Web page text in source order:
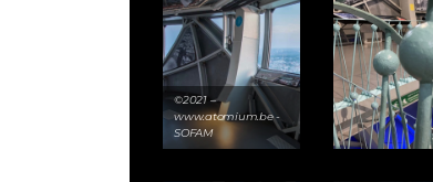
©2021 –
www.atomium.be -
SOFAM